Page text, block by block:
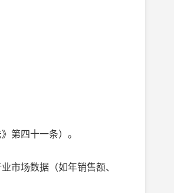
第四十一条）。
市场数据（如年销售额、